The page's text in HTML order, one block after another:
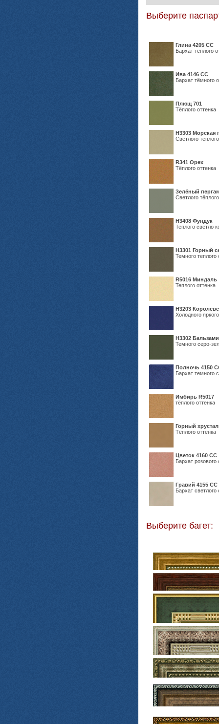
Выберите
Глина 4205 СС
Бархат тёплого
Ива 4146 СС
Бархат тёмного
Плющ 701
Тёплого оттенка
H3303 Морская
Светлого
R341 Орех
Тёплого оттенка
Зелёный
Светлого
Н3408 Фундук
Теплого светло
Н3301 Горный
Темного теплого
R5016 Миндаль
Теплого оттенка
Н3203
Холодного
Н3302
Темного серо-
Полночь 4150
Бархат темного
Имбирь R5017
тёплого оттенка
Горный
Тёплого оттенка
Цветок 4160 СС
Бархат розового
Гравий 4155 СС
Бархат светлого
Выберите багет: